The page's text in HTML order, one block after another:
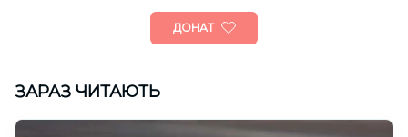
ДОНАТ
ЗАРАЗ ЧИТАЮТЬ